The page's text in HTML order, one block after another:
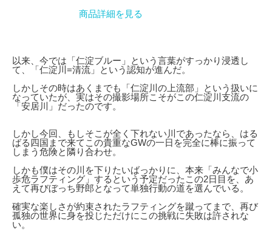
商品詳細を見る
以来、今では「仁淀ブルー」という言葉がすっかり浸透し
て、「仁淀川=清流」という認知が進んだ。
しかしその時はあくまでも「仁淀川の上流部」という扱いに
なっていたが、実はその撮影場所こそがこの仁淀川支流の
「安居川」だったのです。
しかし今回、もしそこが全く下れない川であったなら、はる
ばる四国まで来てこの貴重なGWの一日を完全に棒に振って
しまう危険と隣り合わせ。
しかも僕はその川を下りたいばっかりに、本来「みんなで小
歩危ラフティング」するという予定だったこの2日目を、あ
えて再びぼっち野郎となって単独行動の道を選んでいる。
確実な楽しさが約束されたラフティングを蹴ってまで、再び
孤独の世界に身を投じただけにこの挑戦に失敗は許されな
い。